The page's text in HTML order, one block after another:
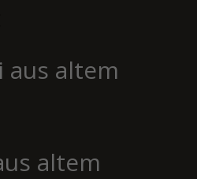
aus altem
altem